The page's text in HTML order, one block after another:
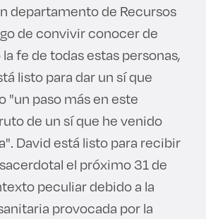
departamento de Recursos
de convivir conocer de
fe de todas estas personas,
listo para dar un sí que
"un paso más en este
de un sí que he venido
David está listo para recibir
el próximo 31 de
peculiar debido a la
provocada por la